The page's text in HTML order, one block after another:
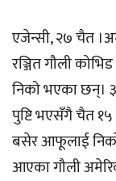
एजेन्सी, २७ चैत
रञ्जित गौली
निको भएका छन्।
पुष्टि भएसँगै चैत
बसेर आफूलाई
आएका गौली